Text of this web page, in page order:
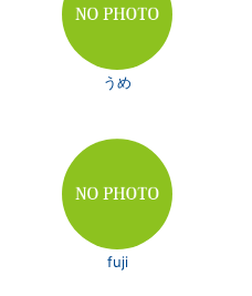
うめ
fuji